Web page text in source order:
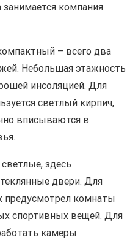
занимается компания
– всего два
Небольшая этажность
инсоляцией. Для
светлый кирпич,
вписываются в
здесь
двери. Для
предусмотрел комнаты
спортивных вещей. Для
камеры